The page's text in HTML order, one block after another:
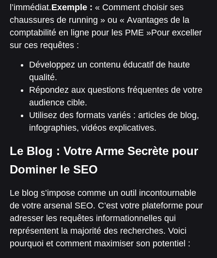
l’immédiat.Exemple : « Comment choisir ses
chaussures de running » ou « Avantages de la
comptabilité en ligne pour les PME »Pour exceller
sur ces requêtes :
Développez un contenu éducatif de haute
qualité.
Répondez aux questions fréquentes de votre
audience cible.
Utilisez des formats variés : articles de blog,
infographies, vidéos explicatives.
Le Blog : Votre Arme Secrète pour
Dominer le SEO
Le blog s’impose comme un outil incontournable
de votre arsenal SEO. C’est votre plateforme pour
adresser les requêtes informationnelles qui
représentent la majorité des recherches. Voici
pourquoi et comment maximiser son potentiel :